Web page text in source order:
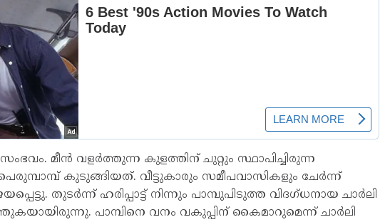
മീൻ വളർത്തുന്ന കുളത്തിന് ചുറ്റും സ്ഥാപിച്ചിരുന്ന
കുടുങ്ങിയത്. വീട്ടുകാരും സമീപവാസികളും ചേർന്ന്
തുടർന്ന് ഹരിപ്പാട്ട് നിന്നും പാമ്പുപിടുത്ത വിദഗ്ധനായ ചാർലി
പാമ്പിനെ വനം വകുപ്പിന് കൈമാറുമെന്ന് ചാർലി